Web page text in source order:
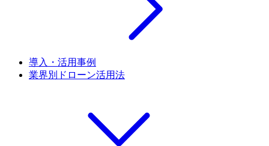
導入・活用事例
業界別ドローン活用法